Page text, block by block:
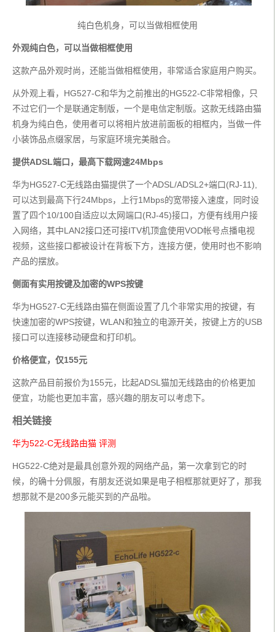
纯白色机身，可以当做相框使用
外观纯白色，可以当做相框使用
这款产品外观时尚，还能当做相框使用，非常适合家庭用户购买。
从外观上看，HG527-C和华为之前推出的HG522-C非常相像，只
不过它们一个是联通定制版，一个是电信定制版。这款无线路由猫
机身为纯白色，使用者可以将相片放进前面板的相框内，当做一件
小装饰品点缀家居，与家庭环境完美融合。
提供ADSL端口，最高下载网速24Mbps
华为HG527-C无线路由猫提供了一个ADSL/ADSL2+端口(RJ-11),
可以达到最高下行24Mbps，上行1Mbps的宽带接入速度，同时设
置了四个10/100自适应以太网端口(RJ-45)接口，方便有线用户接
入网络，其中LAN2接口还可接ITV机顶盒使用VOD帐号点播电视
视频，这些接口都被设计在背板下方，连接方便，使用时也不影响
产品的摆放。
侧面有实用按键及加密的WPS按键
华为HG527-C无线路由猫在侧面设置了几个非常实用的按键，有
快速加密的WPS按键，WLAN和独立的电源开关，按键上方的USB
接口可以连接移动硬盘和打印机。
价格便宜，仅155元
这款产品目前报价为155元，比起ADSL猫加无线路由的价格更加
便宜，功能也更加丰富，感兴趣的朋友可以考虑下。
相关链接
华为522-C无线路由猫 评测
HG522-C绝对是最具创意外观的网络产品，第一次拿到它的时
候，的确十分佩服，有朋友还说如果是电子相框那就更好了，那我
想那就不是200多元能买到的产品啦。